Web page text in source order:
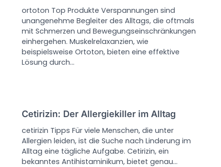
ortoton Top Produkte Verspannungen sind
unangenehme Begleiter des Alltags, die oftmals
mit Schmerzen und Bewegungseinschränkungen
einhergehen. Muskelrelaxanzien, wie
beispielsweise Ortoton, bieten eine effektive
Lösung durch…
Cetirizin: Der Allergiekiller im Alltag
cetirizin Tipps Für viele Menschen, die unter
Allergien leiden, ist die Suche nach Linderung im
Alltag eine tägliche Aufgabe. Cetirizin, ein
bekanntes Antihistaminikum, bietet genau…